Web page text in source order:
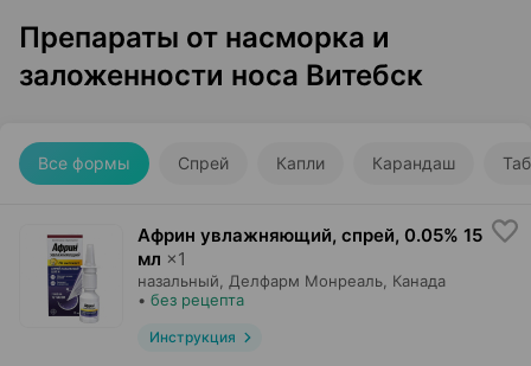
Препараты от насморка и
заложенности носа Витебск
Все формы Спрей Капли Карандаш
Африн увлажняющий, спрей, 0.05% 15
мл ×1
назальный, Делфарм Монреаль , Канада
• без рецепта
Инструкция